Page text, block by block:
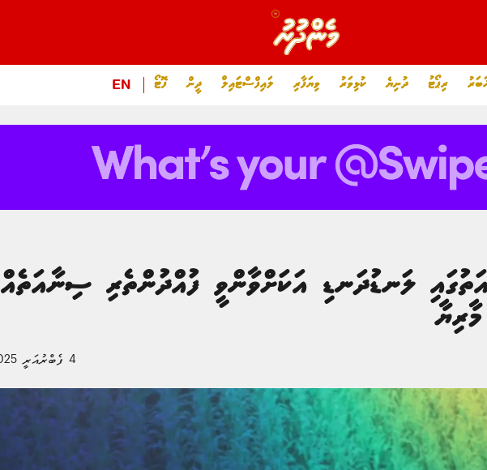
ރިޕޯޓު ދުނިޔެ ކުޅިވަރު ވިޔަފާރި ލައިފްސްޓައިލް ދީން ފޮޓޯ EN
ލަނޑުދަނޑި އަކަށްވާންވީ ފުއްދުންތެރި ސިނާއަތެއް
4 ފެބްރުއަރީ 2025 - 05:39